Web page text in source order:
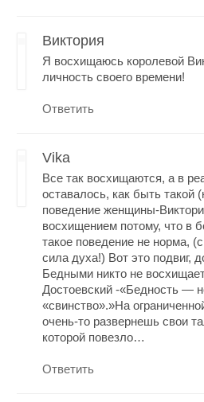
Виктория
Я восхищаюсь королевой
личность своего времени!
Ответить
Vika
Все так восхищаются, а в
оставалось, как быть такой
поведение женщины-
восхищением потому, что в
такое поведение не норма,
сила духа!) Вот это подвиг,
Бедными никто не
Достоевский -«Бедность —
«свинство».»На
очень-то развернешь свои
которой повезло…
Ответить